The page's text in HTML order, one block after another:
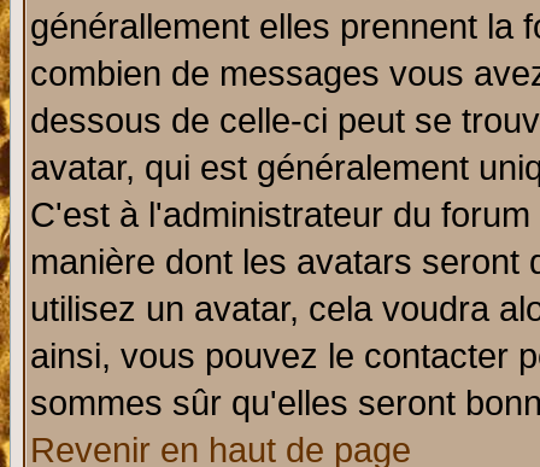
générallement elles prennent la
combien de messages vous
dessous de celle-ci peut se
avatar, qui est généralement
C'est à l'administrateur du
manière dont les avatars seront
utilisez un avatar, cela voudra
ainsi, vous pouvez le contacter
sommes sûr qu'elles seront
Revenir en haut de page